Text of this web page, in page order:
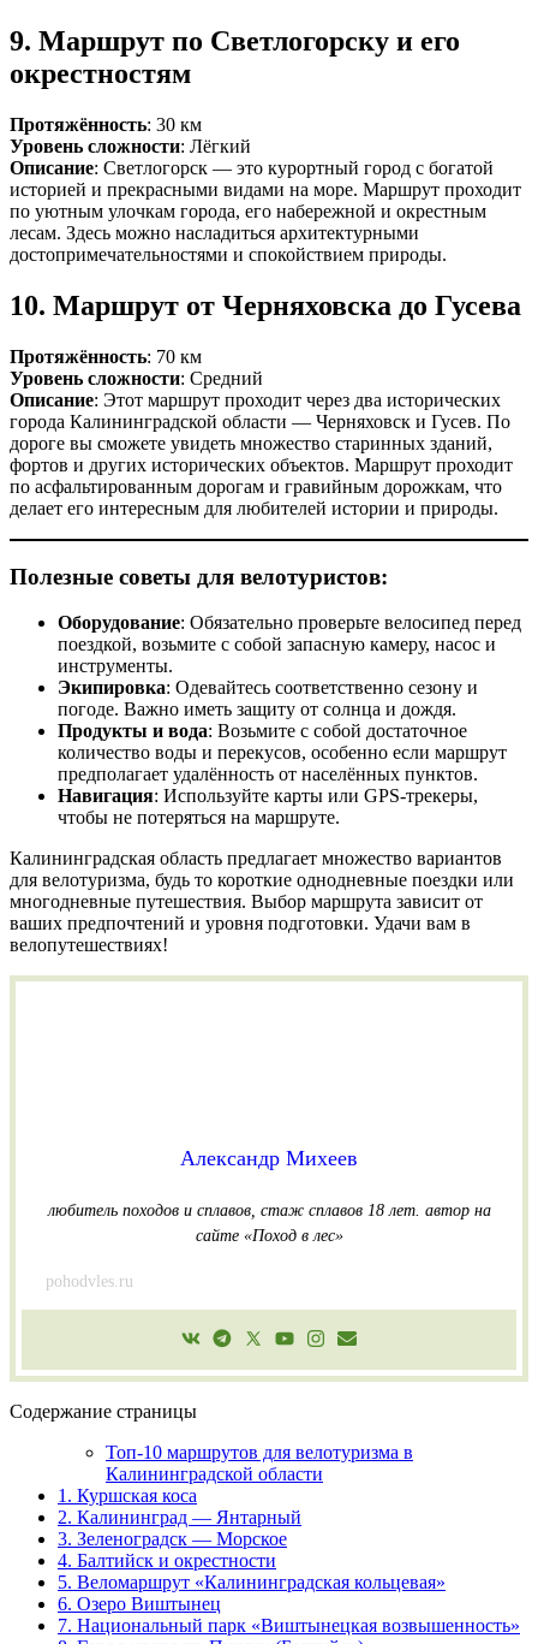
9. Маршрут по Светлогорску и его
окрестностям
Протяжённость: 30 км
Уровень сложности: Лёгкий
Описание: Светлогорск — это курортный город с богатой
историей и прекрасными видами на море. Маршрут проходит
по уютным улочкам города, его набережной и окрестным
лесам. Здесь можно насладиться архитектурными
достопримечательностями и спокойствием природы.
10. Маршрут от Черняховска до Гусева
Протяжённость: 70 км
Уровень сложности: Средний
Описание: Этот маршрут проходит через два исторических
города Калининградской области — Черняховск и Гусев. По
дороге вы сможете увидеть множество старинных зданий,
фортов и других исторических объектов. Маршрут проходит
по асфальтированным дорогам и гравийным дорожкам, что
делает его интересным для любителей истории и природы.
Полезные советы для велотуристов:
Оборудование: Обязательно проверьте велосипед перед
поездкой, возьмите с собой запасную камеру, насос и
инструменты.
Экипировка: Одевайтесь соответственно сезону и
погоде. Важно иметь защиту от солнца и дождя.
Продукты и вода: Возьмите с собой достаточное
количество воды и перекусов, особенно если маршрут
предполагает удалённость от населённых пунктов.
Навигация: Используйте карты или GPS-трекеры,
чтобы не потеряться на маршруте.
Калининградская область предлагает множество вариантов
для велотуризма, будь то короткие однодневные поездки или
многодневные путешествия. Выбор маршрута зависит от
ваших предпочтений и уровня подготовки. Удачи вам в
велопутешествиях!
Александр Михеев
любитель походов и сплавов, стаж сплавов 18 лет. автор на
сайте «Поход в лес»
pohodvles.ru
Содержание страницы
Топ-10 маршрутов для велотуризма в
Калининградской области
1. Куршская коса
2. Калининград — Янтарный
3. Зеленоградск — Морское
4. Балтийск и окрестности
5. Веломаршрут «Калининградская кольцевая»
6. Озеро Виштынец
7. Национальный парк «Виштынецкая возвышенность»